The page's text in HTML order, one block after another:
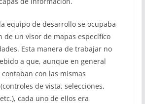
equipo de desarrollo se ocupaba
de un visor de mapas específico
Esta manera de trabajar no
a que, aunque en general
con las mismas
de vista, selecciones,
cada uno de ellos era